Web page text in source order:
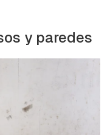
y paredes